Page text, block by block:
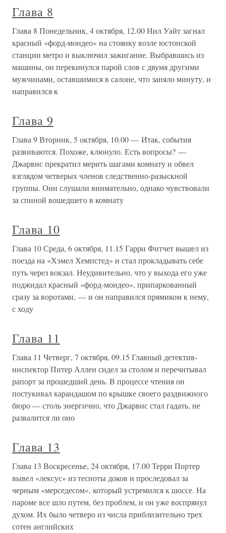
Глава 8
Глава 8 Понедельник, 4 октября, 12.00 Нил Уайт загнал
красный «форд-мондео» на стоянку возле юстонской
станции метро и выключил зажигание. Выбравшись из
машины, он перекинулся парой слов с двумя другими
мужчинами, оставшимися в салоне, что заняло минуту, и
направился к
Глава 9
Глава 9 Вторник, 5 октября, 10.00 — Итак, события
развиваются. Похоже, клюнуло. Есть вопросы? —
Джарвис прекратил мерить шагами комнату и обвел
взглядом четверых членов следственно-разыскной
группы. Они слушали внимательно, однако чувствовали
за спиной вошедшего в комнату
Глава 10
Глава 10 Среда, 6 октября, 11.15 Гарри Фитчет вышел из
поезда на «Хэмел Хемпстед» и стал прокладывать себе
путь через вокзал. Неудивительно, что у выхода его уже
поджидал красный «форд-мондео», припаркованный
сразу за воротами, — и он направился прямиком к нему,
с ходу
Глава 11
Глава 11 Четверг, 7 октября, 09.15 Главный детектив-
инспектор Питер Аллен сидел за столом и перечитывал
рапорт за прошедший день. В процессе чтения он
постукивал карандашом по крышке своего раздвижного
бюро — столь энергично, что Джарвис стал гадать, не
развалится ли оно
Глава 13
Глава 13 Воскресенье, 24 октября, 17.00 Терри Портер
вывел «лексус» из тесноты доков и проследовал за
черным «мерседесом», который устремился к шоссе. На
пароме все шло путем, без проблем, и он уже воспрянул
духом. Их было четверо из числа приблизительно трех
сотен английских